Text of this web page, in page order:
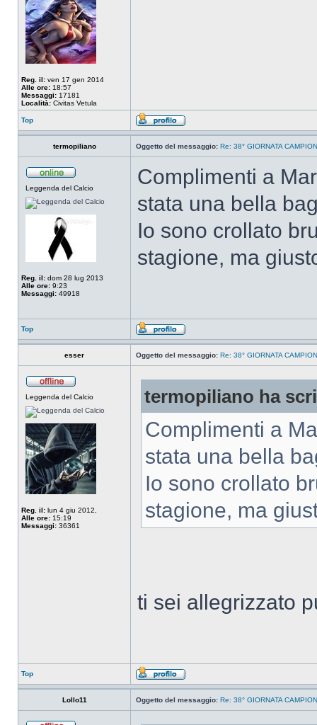
Reg. il: ven 17 gen 2014
Alle ore: 18:57
Messaggi: 17181
Località: Civitas Vetula
Top
termopiliano Oggetto del messaggio: Re: 38° GIORNATA
Leggenda del Calcio
Reg. il: dom 28 lug 2013
Alle ore: 9:23
Messaggi: 49918
Complimenti a
stata una bella
Io sono crollato
stagione, ma
Top
esser Oggetto del messaggio: Re: 38° GIORNATA
Leggenda del Calcio
Reg. il: lun 4 giu 2012,
Alle ore: 15:19
Messaggi: 36361
termopiliano ha
Complimenti a
stata una bella
Io sono crollato
stagione, ma
ti sei allegrizzato
Top
Lollo11 Oggetto del messaggio: Re: 38° GIORNATA